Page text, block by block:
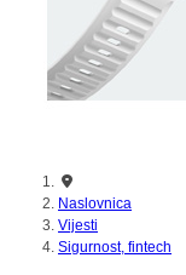
Naslovnica
Vijesti
Sigurnost, fintech